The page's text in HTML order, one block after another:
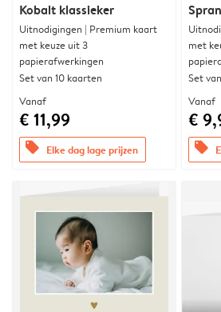
Kobalt klassieker
Uitnodigingen | Premium kaart
met keuze uit 3
papierafwerkingen
Set van 10 kaarten
Vanaf
€ 11,99
offers Elke dag lage prijzen
met
Set
Vanaf
€
offers